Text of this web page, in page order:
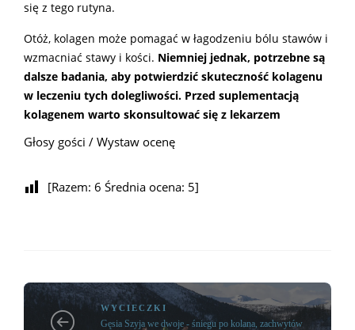
się z tego rutyna.
Otóż, kolagen może pomagać w łagodzeniu bólu stawów i
wzmacniać stawy i kości. Niemniej jednak, potrzebne są
dalsze badania, aby potwierdzić skuteczność kolagenu
w leczeniu tych dolegliwości. Przed suplementacją
kolagenem warto skonsultować się z lekarzem
Głosy gości / Wystaw ocenę
[Razem: 6 Średnia ocena: 5]
WYCIECZKI
Gęsia Szyja we dwoje - śniegu po kolana, zachwytów